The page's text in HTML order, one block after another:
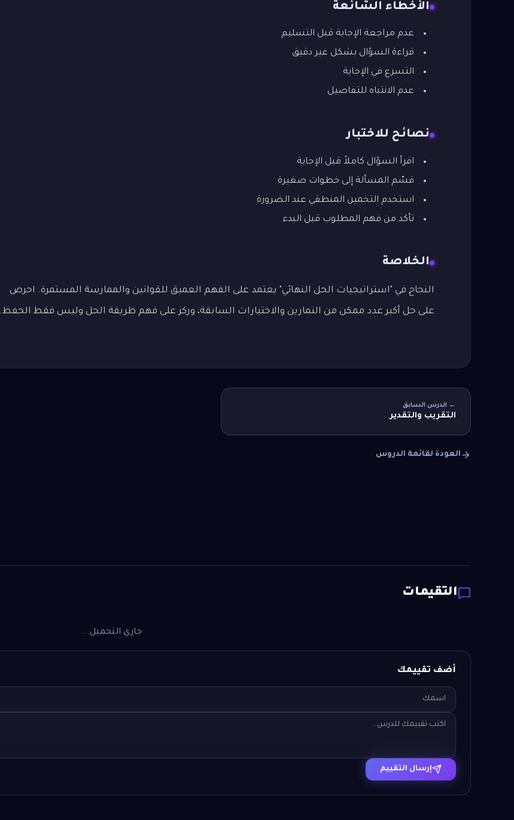
الأخطاء الشائعة
عدم مراجعة الإجابة قبل التسليم
قراءة السؤال بشكل غير دقيق
التسرع في الإجابة
عدم الانتباه للتفاصيل
نصائح للاختبار
اقرأ السؤال كاملاً قبل الإجابة
قسّم المسألة إلى خطوات صغيرة
استخدم التخمين المنطقي عند الضرورة
تأكد من فهم المطلوب قبل البدء
الخلاصة
النجاح في "استراتيجيات الحل النهائي" يعتمد على الفهم العميق للقوانين والممارسة المستمرة. احرص
على حل أكبر عدد ممكن من التمارين والاختبارات السابقة، وركز على فهم طريقة الحل وليس فقط الحفظ.
← الدرس السابق
التقريب والتقدير
العودة لقائمة الدروس
التقيمات
جاري التحميل...
أضف تقييمك
إرسال التقييم